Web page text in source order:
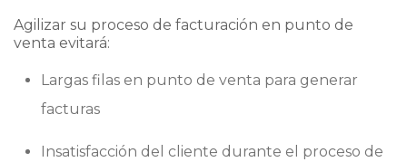
Agilizar su proceso de facturación en punto de
venta evitará:
Largas filas en punto de venta para generar
facturas
Insatisfacción del cliente durante el proceso de